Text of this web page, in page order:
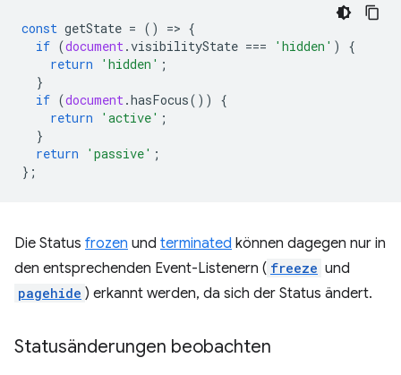
const getState = () => {
if (document .visibilityState === 'hidden' )
{
return
'hidden' ;
}
if (document .hasFocus())
{
return
'active' ;
}
return
'passive' ;
};
Die Status frozen und terminated können dagegen nur in
den entsprechenden Event-Listenern ( freeze und
pagehide ) erkannt werden, da sich der Status ändert.
Statusänderungen beobachten